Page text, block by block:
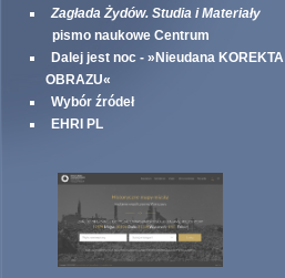
Zagłada Żydów. Studia i Materiały
pismo naukowe Centrum
Dalej jest noc - »Nieudana KOREKTA
OBRAZU«
Wybór źródeł
EHRI PL